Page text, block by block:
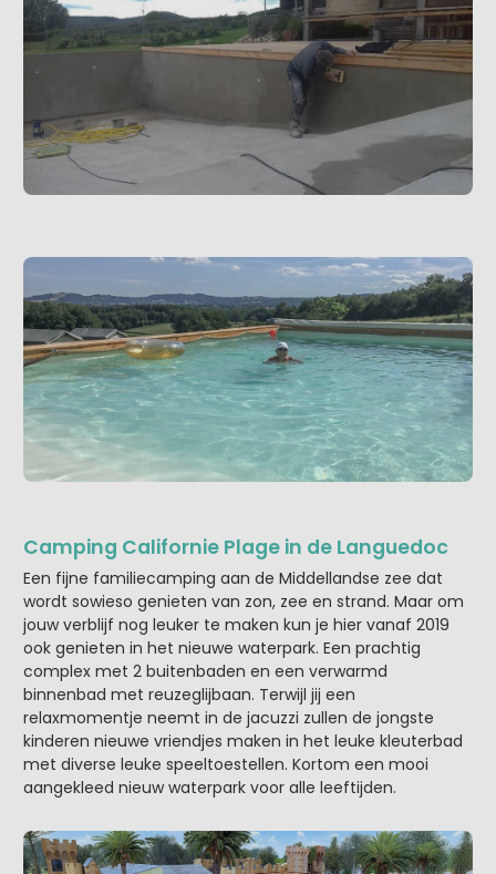
Camping Californie Plage in de Languedoc
Een fijne familiecamping aan de Middellandse zee dat
wordt sowieso genieten van zon, zee en strand. Maar om
jouw verblijf nog leuker te maken kun je hier vanaf 2019
ook genieten in het nieuwe waterpark. Een prachtig
complex met 2 buitenbaden en een verwarmd
binnenbad met reuzeglijbaan. Terwijl jij een
relaxmomentje neemt in de jacuzzi zullen de jongste
kinderen nieuwe vriendjes maken in het leuke kleuterbad
met diverse leuke speeltoestellen. Kortom een mooi
aangekleed nieuw waterpark voor alle leeftijden.